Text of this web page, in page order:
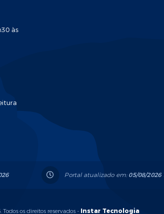
às
Portal atualizado em:05/08/2026
os direitos reservados - Instar Tecnologia